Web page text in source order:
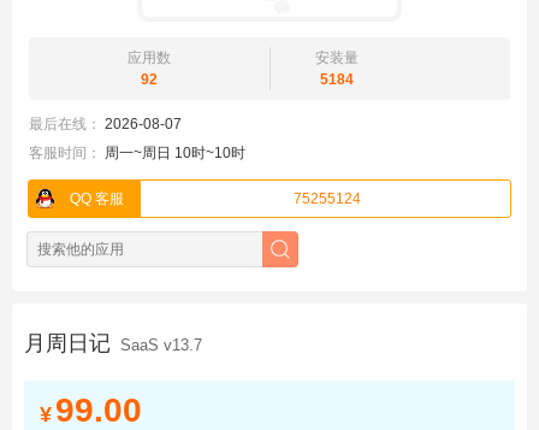
应用数
92
安装量
5184
最后在线： 2026-08-07
客服时间：
周一~周日 10时~10时
QQ 客服 75255124
月周日记 SaaS v13.7
¥ 99.00